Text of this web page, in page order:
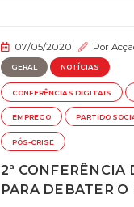
07/05/2020 Por
GERAL NOTÍCIAS
CONFERÊNCIAS DIGITAIS
EMPREGO PARTIDO
PÓS-CRISE
2ª CONFERÊNCIA
PARA DEBATER O